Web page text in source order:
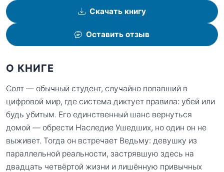
Скачать книгу
Оставить отзыв
О КНИГЕ
Солт — обычный студент, случайно попавший в
цифровой мир, где система диктует правила: убей или
будь убитым. Его единственный шанс вернуться
домой — обрести Наследие Ушедших, но один он не
выживет. Тогда он встречает Ведьму: девушку из
параллельной реальности, застрявшую здесь на
двадцать четвёртой жизни и лишённую привычных